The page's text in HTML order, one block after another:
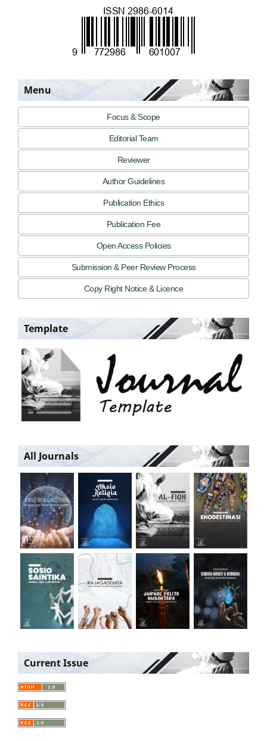
Menu
Focus & Scope
Editorial Team
Reviewer
Author Guidelines
Publication Ethics
Publication Fee
Open Access Policies
Submission & Peer Review Process
Copy Right Notice & Licence
Template
All Journals
Current Issue